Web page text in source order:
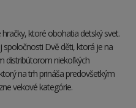
ktoré obohatia detský svet.
Dvě děti, ktorá je na
distribútorom niekoľkých
na trh prináša predovšetkým
vekové kategórie.